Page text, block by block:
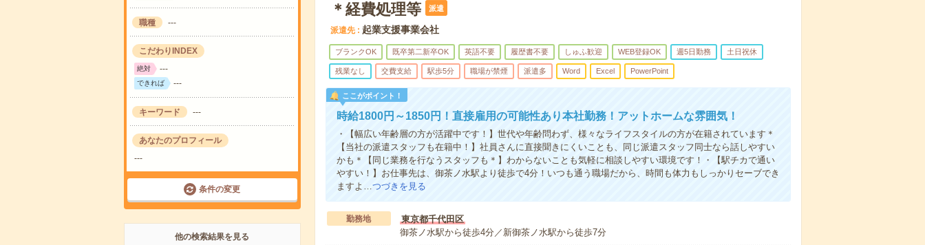
職種 ---
こだわりINDEX
絶対 ---
できれば ---
キーワード ---
あなたのプロフィール
---
条件の変更
他の検索結果を見る
＊経費処理等
派遣
派遣先 起業支援事業会社
ブランクOK 既卒第二新卒OK 英語不要 履歴書不要 しゅふ歓迎 WEB登録OK 週5日勤務 土日祝休
残業なし 交費支給 駅歩5分 職場が禁煙 派遣多 Word Excel PowerPoint
ここがポイント！
時給1800円～1850円！直接雇用の可能性あり本社勤務！アットホームな雰囲気！
・【幅広い年齢層の方が活躍中です！】世代や年齢問わず、様々なライフスタイルの方が在籍されています＊
【当社の派遣スタッフも在籍中！】社員さんに直接聞きにくいことも、同じ派遣スタッフ同士なら話しやすい
かも＊【同じ業務を行なうスタッフも＊】わからないことも気軽に相談しやすい環境です！・【駅チカで通い
やすい！】お仕事先は、御茶ノ水駅より徒歩で4分！いつも通う職場だから、時間も体力もしっかりセーブでき
ますよ…つづきを見る
勤務地
東京都千代田区
御茶ノ水駅から徒歩4分／新御茶ノ水駅から徒歩7分